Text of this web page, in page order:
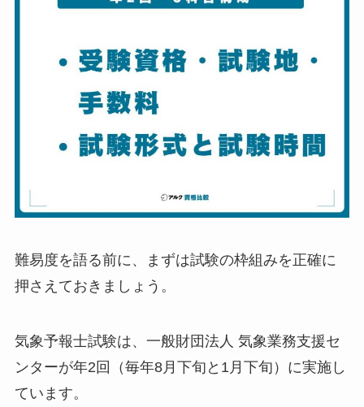
難易度を語る前に、まずは試験の枠組みを正確に
押さえておきましょう。
気象予報士試験は、一般財団法人 気象業務支援セ
ンターが年2回（毎年8月下旬と1月下旬）に実施し
ています。